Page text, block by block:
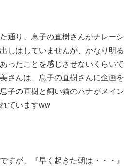
通り、息子の直樹さんがナレーシ
しはしていませんが、 かなり明る
ったことを感じさせないくらいで
さんは、息子の直樹さんに企画を
子の直樹と飼い猫のハナがメイン
ていますww
すが、『早く起きた朝は・・・』